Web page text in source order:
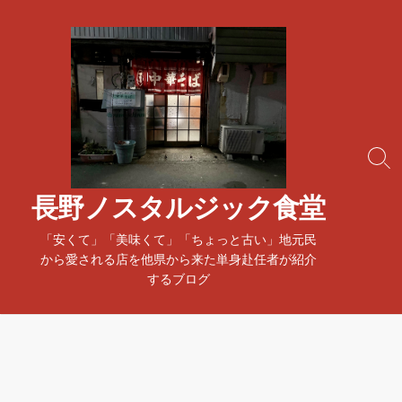
長野ノスタルジック食堂
「安くて」「美味くて」「ちょっと古い」地元民
から愛される店を他県から来た単身赴任者が紹介
するブログ
検